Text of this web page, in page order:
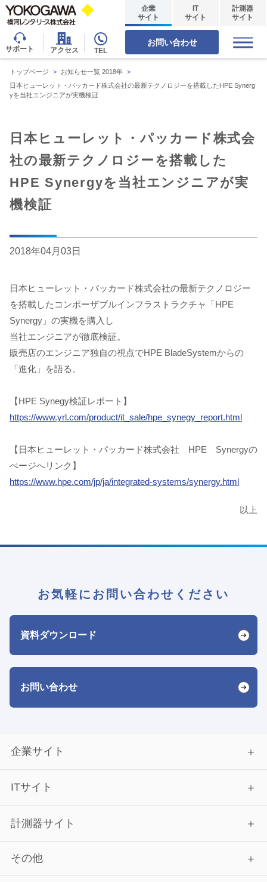
サポート アクセス TEL
企業
サイト
IT
サイト
計測器
サイト
お問い合わせ
トップページ > お知らせ一覧 2018年 >
日本ヒューレット・パッカード株式会社の最新テクノロジーを搭載したHPE Synerg
yを当社エンジニアが実機検証
日本ヒューレット・パッカード株式会
社の最新テクノロジーを搭載した
HPE Synergyを当社エンジニアが実
機検証
2018年04月03日
日本ヒューレット・パッカード株式会社の最新テクノロジー
を搭載したコンポーザブルインフラストラクチャ「HPE
Synergy」の実機を購入し
当社エンジニアが徹底検証。
販売店のエンジニア独自の視点でHPE BladeSystemからの
「進化」を語る。
【HPE Synegy検証レポート】
https://www.yrl.com/product/it_sale/hpe_synegy_report.html
【日本ヒューレット・パッカード株式会社 HPE Synergyの
ぺージへリンク】
https://www.hpe.com/jp/ja/integrated-systems/synergy.html
以上
お気軽にお問い合わせください
資料ダウンロード
お問い合わせ
企業サイト
ITサイト
計測器サイト
その他